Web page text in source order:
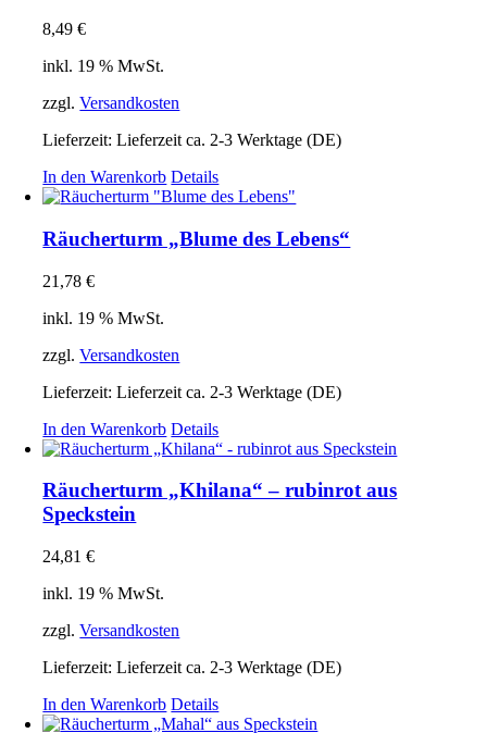
8,49€
inkl. 19 % MwSt.
zzgl.Versandkosten
Lieferzeit:Lieferzeit ca. 2-3 Werktage (DE)
In den Warenkorb Details
Räucherturm „Blume des Lebens“
21,78€
inkl. 19 % MwSt.
zzgl.Versandkosten
Lieferzeit:Lieferzeit ca. 2-3 Werktage (DE)
In den Warenkorb Details
Räucherturm „Khilana“ – rubinrot aus
Speckstein
24,81€
inkl. 19 % MwSt.
zzgl.Versandkosten
Lieferzeit:Lieferzeit ca. 2-3 Werktage (DE)
In den Warenkorb Details